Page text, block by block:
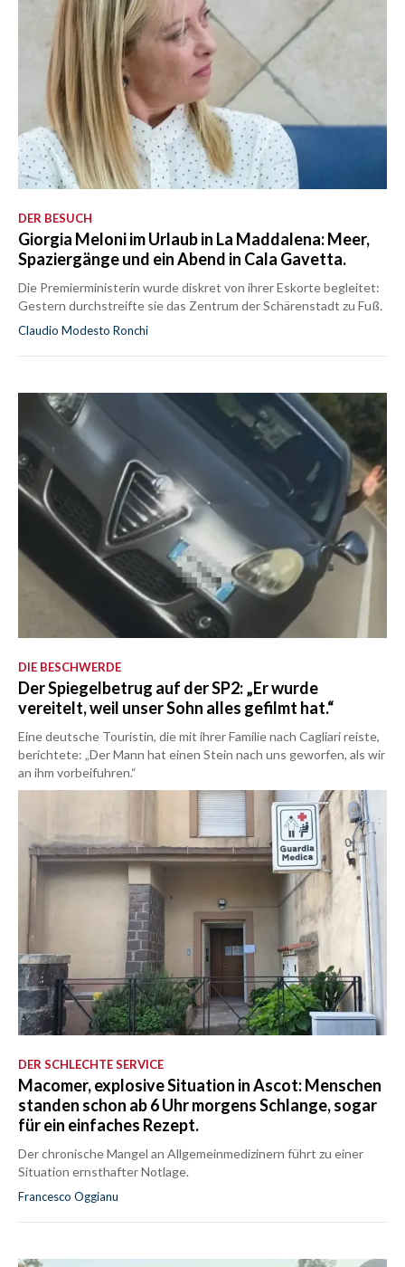
DER BESUCH
Giorgia Meloni im Urlaub in La Maddalena: Meer,
Spaziergänge und ein Abend in Cala Gavetta.
Die Premierministerin wurde diskret von ihrer Eskorte begleitet:
Gestern durchstreifte sie das Zentrum der Schärenstadt zu Fuß.
Claudio Modesto Ronchi
DIE BESCHWERDE
Der Spiegelbetrug auf der SP2: „Er wurde
vereitelt, weil unser Sohn alles gefilmt hat.“
Eine deutsche Touristin, die mit ihrer Familie nach Cagliari reiste,
berichtete: „Der Mann hat einen Stein nach uns geworfen, als wir
an ihm vorbeifuhren.“
DER SCHLECHTE SERVICE
Macomer, explosive Situation in Ascot: Menschen
standen schon ab 6 Uhr morgens Schlange, sogar
für ein einfaches Rezept.
Der chronische Mangel an Allgemeinmedizinern führt zu einer
Situation ernsthafter Notlage.
Francesco Oggianu